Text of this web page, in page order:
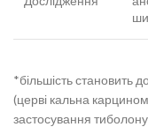
*більшість становить
(церві кальна
застосування